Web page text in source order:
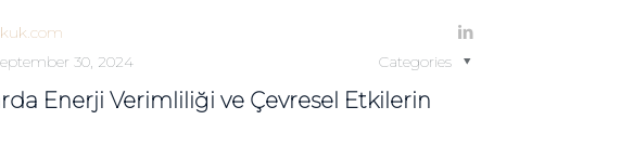
30, 2024 Categories
Enerji Verimliliği ve Çevresel Etkilerin